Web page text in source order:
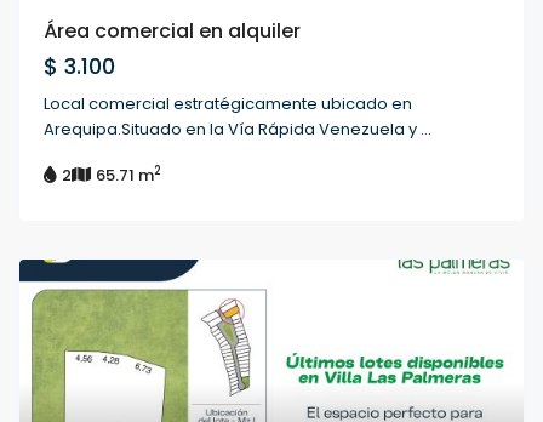
Área comercial en alquiler
$ 3.100
Local comercial estratégicamente ubicado en
Arequipa.Situado en la Vía Rápida Venezuela y ...
2
65.71 m2